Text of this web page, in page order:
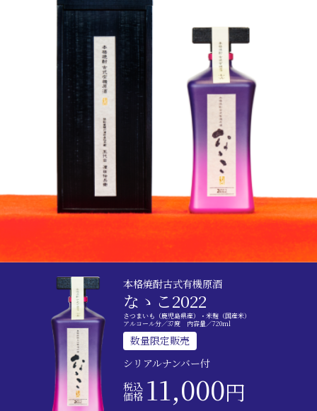
本格焼酎古式有機原酒
なゝこ2022
さつまいも（鹿児島県産）・米麹（国産米）
アルコール分／37度 内容量／720ml
数量限定販売
シリアルナンバー付
税込
価格 11,000円